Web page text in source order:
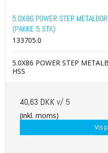
5.0X86 POWER STEP
(PAKKE 5 STK)
133705.0
5.0X86 POWER STEP
HSS
40,63 DKK v/ 5
(inkl. moms)
Vis